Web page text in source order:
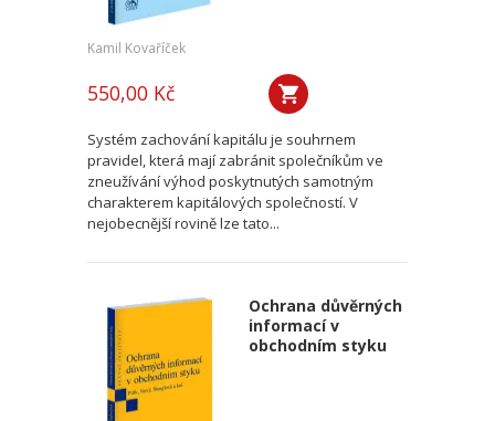
Kamil Kovaříček
550,00 Kč
Systém zachování kapitálu je souhrnem
pravidel, která mají zabránit společníkům ve
zneužívání výhod poskytnutých samotným
charakterem kapitálových společností. V
nejobecnější rovině lze tato...
Ochrana důvěrných
informací v
obchodním styku